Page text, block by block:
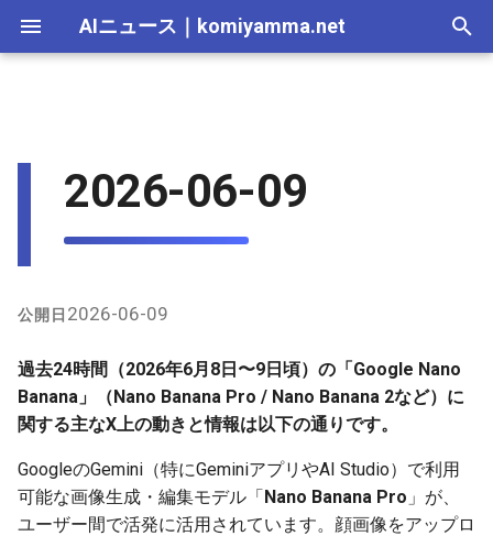
AIニュース komiyamma.net
a
l
z
i
n
2026-07-16
2026-07-13
2026-07-12
2026-07-11
2026-07-10
AI 総合｜2025年 2025-12-30
2025-12-27
2025-12-26
2025-12-25
2025-12-24
2026-07-16
2026-07-13
2026-07-12
2026-07-11
2026-07-10
生成AI｜2025年 2025-12-30
2025-12-27
2025-12-26
2025-12-25
2025-12-24
2026-07-05
2026-06-16
2026-05-31
2026-05-24
2026-05-17
2026-07-10
2026-06-19
2026-06-12
2026-06-05
2026-07-05
2026-06-14
2026-06-07
2026-05-31
2026-05-24
エディタ－｜2025年 2025-12-21
2025-12-07
2025-11-30
2025-11-23
2025-11-16
2026-07-05
2026-06-14
2026-06-07
2026-05-31
2026-05-24
2026-07-05
2026-06-14
2026-06-07
2026-05-31
2026-05-24
MCP｜2025年 2025-12-21
2025-11-30
2025-11-23
2025-11-16
2025-11-09
ンプト共有
2025-12-30
2025-12-28
2025-12-27
2025-12-26
2025-12-25
2025-12-24
2026-07-05
2026-06-14
2026-06-07
2026-05-31
2026-05-24
Adobe Firefly｜2025年 2025-12-21
2025-11-30
2025-11-23
2025-11-16
2025-11-09
2026-07-05
2026-06-17
2026-06-14
2026-06-07
2026-07-05
2026-06-14
2026-06-07
2026-05-31
2026-05-10
2026-07-16
2026-07-13
2026-07-12
2026-07-11
2026-07-09
Veo｜2025年 2025-12-30
2025-12-27
2025-12-26
2025-12-25
2025-12-24
2026-07-05
2026-06-14
2026-06-07
2026-05-31
2026-05-24
Suno｜2025年 2025-12-21
2026-07-15
2026-07-12
2026-07-11
2026-07-10
2026-07-09
2026-07-04
2026-06-13
2026-06-10
2026-06-06
2026-05-30
2026-07-04
2026-06-13
2026-06-06
2026-05-30
2026-05-23
2026-07-15
2026-07-12
2026-07-11
2026-07-09
2026-07-08
2026-07-05
2026-06-14
2026-06-07
2026-05-31
2026-05-24
2026-06-09
公開日 2026-06-09
過去24時間（2026年6月8日〜9日頃）の「Google Nano
Banana」（Nano Banana Pro / Nano Banana 2など）に
関する主なX上の動きと情報は以下の通りです。
GoogleのGemini（特にGeminiアプリやAI Studio）で利用
可能な画像生成・編集モデル「Nano Banana Pro 」が、
ユーザー間で活発に活用されています。顔画像をアップロ